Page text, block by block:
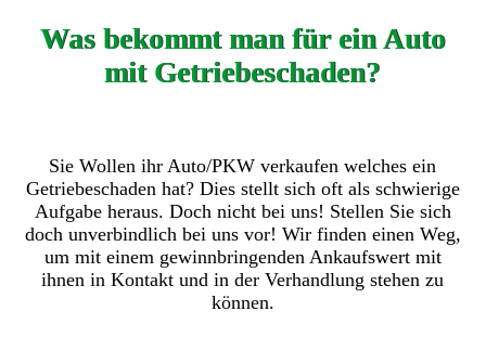
Was bekommt man für ein Auto
mit Getriebeschaden?
Sie Wollen ihr Auto/PKW verkaufen welches ein
Getriebeschaden hat? Dies stellt sich oft als schwierige
Aufgabe heraus. Doch nicht bei uns! Stellen Sie sich
doch unverbindlich bei uns vor! Wir finden einen Weg,
um mit einem gewinnbringenden Ankaufswert mit
ihnen in Kontakt und in der Verhandlung stehen zu
können.